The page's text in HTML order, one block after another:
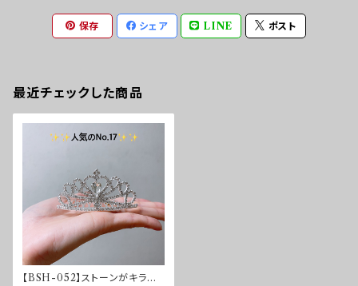
保存 シェア LINE ポスト
最近チェックした商品
【BSH-052】ストーンがキラリ